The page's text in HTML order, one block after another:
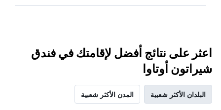
اعثر على نتائج أفضل لإقامتك في فندق
شيراتون أوتاوا
البلدان الأكثر شعبية المدن الأكثر شعبية